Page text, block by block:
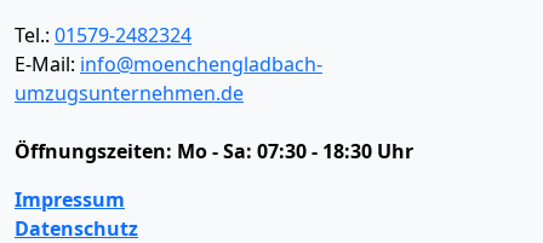
Tel.: 01579-2482324
E-Mail: info@moenchengladbach-
umzugsunternehmen.de
Öffnungszeiten: Mo - Sa: 07:30 - 18:30 Uhr
Impressum
Datenschutz